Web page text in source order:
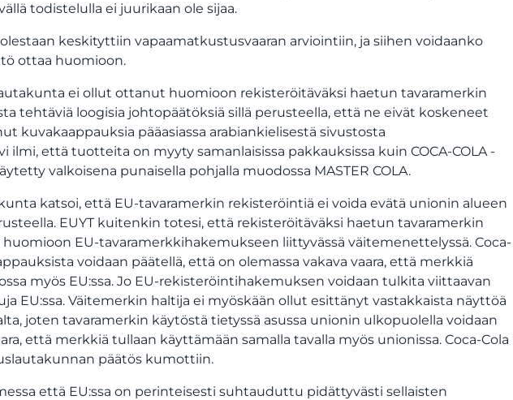
todistelulla ei juurikaan ole sijaa.
keskityttiin vapaamatkustusvaaran arviointiin, ja siihen voidaanko
ottaa huomioon.
ei ollut ottanut huomioon rekisteröitäväksi haetun tavaramerkin
tehtäviä loogisia johtopäätöksiä sillä perusteella, että ne eivät koskeneet
kuvakaappauksia pääasiassa arabiankielisestä sivustosta
ilmi, että tuotteita on myyty samanlaisissa pakkauksissa kuin COCA-COLA -
valkoisena punaisella pohjalla muodossa MASTER COLA.
katsoi, että EU-tavaramerkin rekisteröintiä ei voida evätä unionin alueen
EUYT kuitenkin totesi, että rekisteröitäväksi haetun tavaramerkin
EU-tavaramerkkihakemukseen liittyvässä väitemenettelyssä. Coca-
voidaan päätellä, että on olemassa vakava vaara, että merkkiä
myös EU:ssa. Jo EU-rekisteröintihakemuksen voidaan tulkita viittaavan
EU:ssa. Väitemerkin haltija ei myöskään ollut esittänyt vastakkaista näyttöä
joten tavaramerkin käytöstä tietyssä asussa unionin ulkopuolella voidaan
että merkkiä tullaan käyttämään samalla tavalla myös unionissa. Coca-Cola
päätös kumottiin.
että EU:ssa on perinteisesti suhtauduttu pidättyvästi sellaisten